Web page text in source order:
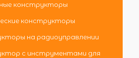
конструкторы
конструкторы
на радиоуправлении
с инструментами для